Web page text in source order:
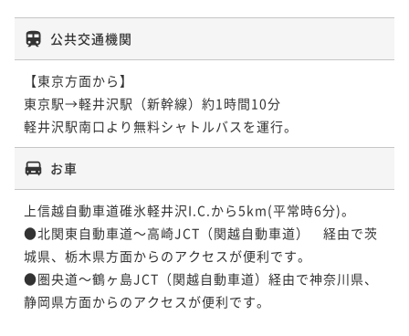
公共交通機関
【東京方面から】
東京駅→軽井沢駅（新幹線）約1時間10分
お車
上信越自動車道碓氷軽井沢I.C.から5km(平常時6分)。
●北関東自動車道～高崎JCT（関越自動車道）　経由で茨
城県、栃木県方面からのアクセスが便利です。
●圏央道～鶴ヶ島JCT（関越自動車道）経由で神奈川県、
静岡県方面からのアクセスが便利です。